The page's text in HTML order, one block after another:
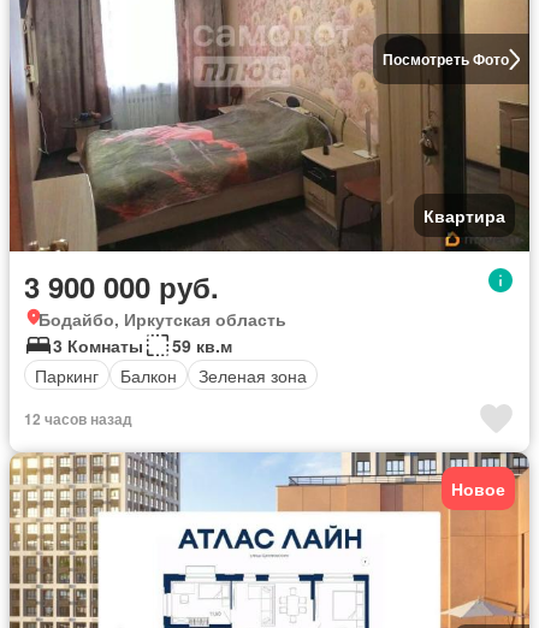
Посмотреть Фото
Квартира
3 900 000 руб.
Бодайбо, Иркутская область
3 Комнаты
59 кв.м
Паркинг
Балкон Зеленая зона
12 часов назад
Новое